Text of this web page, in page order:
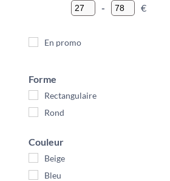
Minimum Price
-
Maximum Price
€
En promo
Forme
Rectangulaire
Rond
Couleur
Beige
Bleu